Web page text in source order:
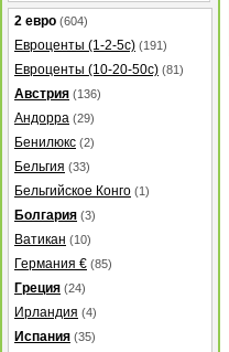
2 евро (604)
Евроценты (1-2-5с) (191)
Евроценты (10-20-50с) (81)
Австрия (136)
Андорра (29)
Бенилюкс (2)
Бельгия (33)
Бельгийское Конго (1)
Болгария (3)
Ватикан (10)
Германия € (85)
Греция (24)
Ирландия (4)
Испания (35)